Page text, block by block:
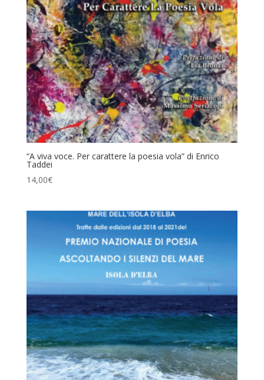
“A viva voce. Per carattere la poesia vola” di Enrico
Taddei
14,00€